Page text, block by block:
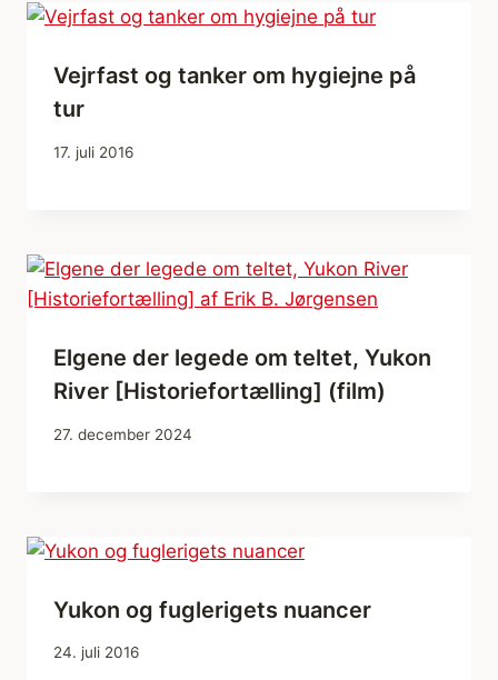
Vejrfast og tanker om hygiejne på
tur
17. juli 2016
Elgene der legede om teltet, Yukon
River [Historiefortælling] (film)
27. december 2024
Yukon og fuglerigets nuancer
24. juli 2016